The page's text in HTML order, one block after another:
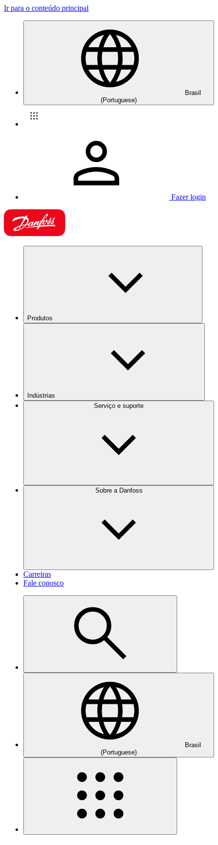
Ir para o conteúdo principal
Brasil
(Portuguese)
Fazer login
Produtos
Indústrias
Serviço e suporte
Sobre a Danfoss
Carreiras
Fale conosco
Brasil
(Portuguese)